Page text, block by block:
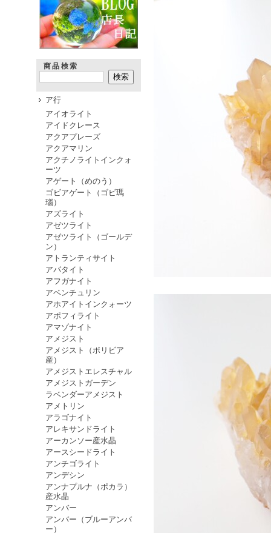
商品検索
ア行
アイオライト
アイドクレース
アクアプレーズ
アクアマリン
アクチノライトインクォ
ーツ
アゲート（めのう）
ゴビアゲート（ゴビ瑪
瑙）
アズライト
アゼツライト
アゼツライト（ゴールデ
ン）
アトランティサイト
アパタイト
アフガナイト
アベンチュリン
アホアイトインクォーツ
アポフィライト
アマゾナイト
アメジスト
アメジスト（ボリビア
産）
アメジストエレスチャル
アメジストガーデン
ラベンダーアメジスト
アメトリン
アラゴナイト
アレキサンドライト
アーカンソー産水晶
アースシードライト
アンチゴライト
アンデシン
アンナプルナ（ポカラ）
産水晶
アンバー
アンバー（ブルーアンバ
ー）